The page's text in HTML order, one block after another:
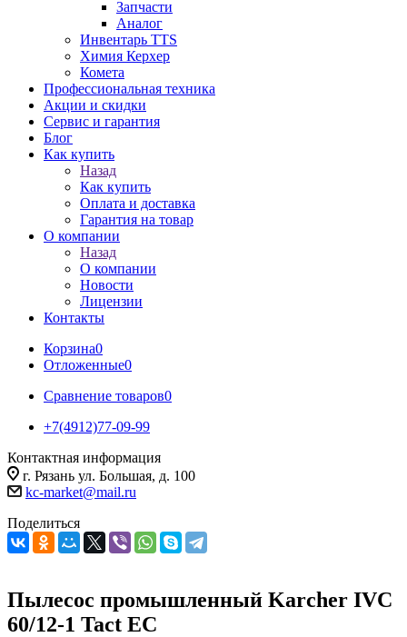
Запчасти
Аналог
Инвентарь TTS
Химия Керхер
Комета
Профессиональная техника
Акции и скидки
Сервис и гарантия
Блог
Как купить
Назад
Как купить
Оплата и доставка
Гарантия на товар
О компании
Назад
О компании
Новости
Лицензии
Контакты
Корзина0
Отложенные0
Сравнение товаров0
+7(4912)77-09-99
Контактная информация
г. Рязань ул. Большая, д. 100
kc-market@mail.ru
Поделиться
Пылесос промышленный Karcher IVC
60/12-1 Tact ЕС